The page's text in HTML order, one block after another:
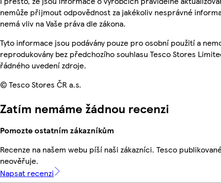
nemůže přijmout odpovědnost za jakékoliv nesprávné
nemá vliv na Vaše práva dle zákona.
Tyto informace jsou podávány pouze pro osobní použití a
reprodukovány bez předchozího souhlasu Tesco Stores
řádného uvedení zdroje.
© Tesco Stores ČR a.s.
Zatím nemáme žádnou recenzi
Pomozte ostatním zákazníkům
Recenze na našem webu píší naši zákazníci. Tesco
neověřuje.
Napsat recenzi